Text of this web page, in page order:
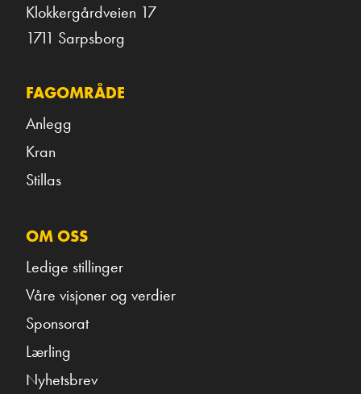
Klokkergårdveien 17
1711 Sarpsborg
FAGOMRÅDE
Anlegg
Kran
Stillas
OM OSS
Ledige stillinger
Våre visjoner og verdier
Sponsorat
Lærling
Nyhetsbrev